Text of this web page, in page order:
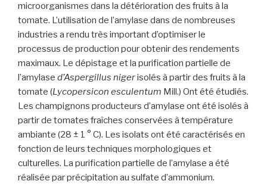
microorganismes dans la détérioration des fruits à la
tomate. L’utilisation de l’amylase dans de nombreuses
industries a rendu très important d’optimiser le
processus de production pour obtenir des rendements
maximaux. Le dépistage et la purification partielle de
l’amylase d’Aspergillus nigerisolés à partir des fruits à la
tomate (Lycopersicon esculentum Mill.) Ont été étudiés.
Les champignons producteurs d’amylase ont été isolés à
partir de tomates fraîches conservées à température
ambiante (28 ± 1 ° C). Les isolats ont été caractérisés en
fonction de leurs techniques morphologiques et
culturelles. La purification partielle de l’amylase a été
réalisée par précipitation au sulfate d’ammonium.